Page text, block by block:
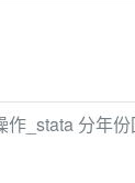
_stata 分年